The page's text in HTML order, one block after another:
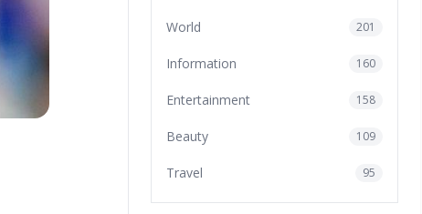
World 201
Information 160
Entertainment 158
Beauty 109
Travel 95